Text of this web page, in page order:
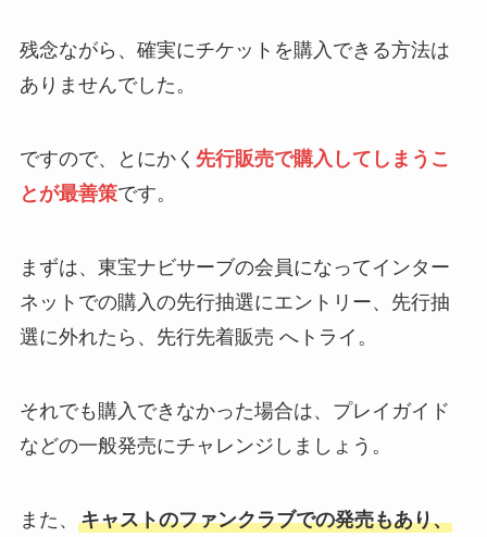
残念ながら、確実にチケットを購入できる方法は
ありませんでした。
ですので、とにかく 先行販売で購入してしまうこ
とが最善策です。
まずは、東宝ナビサーブの会員になってインター
ネットでの購入の先行抽選にエントリー、先行抽
選に外れたら、先行先着販売 へトライ。
それでも購入できなかった場合は、プレイガイド
などの一般発売にチャレンジしましょう。
また、 キャストのファンクラブでの発売もあり、